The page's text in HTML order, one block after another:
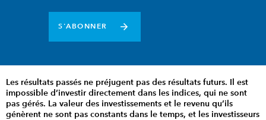
S'ABONNER
Les résultats passés ne préjugent pas des résultats futurs. Il est
impossible d’investir directement dans les indices, qui ne sont
pas gérés. La valeur des investissements et le revenu qu’ils
génèrent ne sont pas constants dans le temps, et les investisseurs